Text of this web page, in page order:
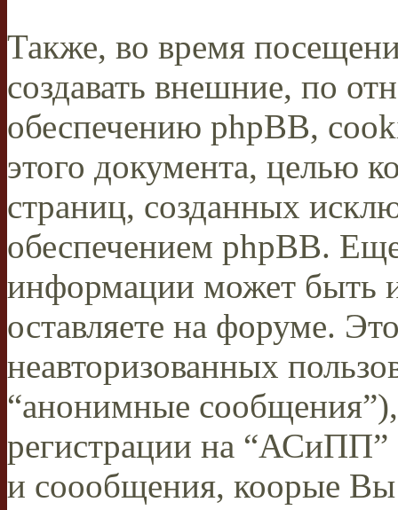
Также, во время
создавать внешние, по
обеспечению phpBB,
этого документа, целью
страниц, созданных
обеспечением phpBB.
информации может быть
оставляете на форуме.
неавторизованных
“анонимные
регистрации на
и соообщения, коорые Вы